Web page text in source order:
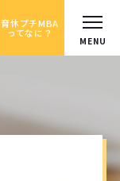
育休プチMBA
ってなに？